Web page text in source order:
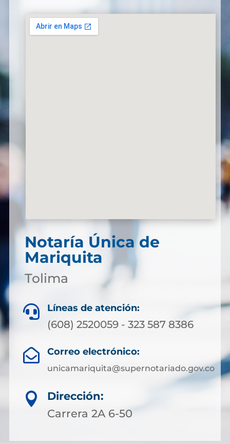
Notaría Única de
Mariquita
Tolima
 Líneas de atención:
(608) 2520059 - 323 587 8386
 Correo electrónico:
unicamariquita@supernotariado.gov.co

Dirección:
Carrera 2A 6-50